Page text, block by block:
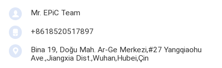
Mr. EPiC Team
+8618520517897
Bina 19, Doğu Mah. Ar-Ge Merkezi,#27 Yangqiaohu
Ave.,Jiangxia Dist.,Wuhan,Hubei,Çin